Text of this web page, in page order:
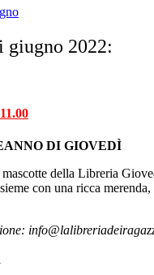
giugno 2022:
DI GIOVEDÌ
della Libreria
con una ricca